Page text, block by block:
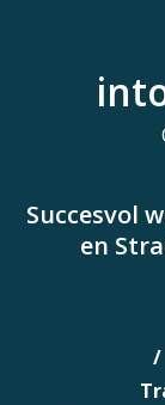
Succesvol
en